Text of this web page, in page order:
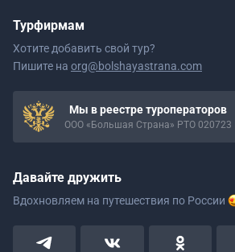
Турфирмам
Хотите добавить свой тур?
Пишите на org@bolshayastrana.com
Мы в реестре туроператоров
ООО «Большая Страна» РТО 020723
Давайте дружить
Вдохновляем на путешествия по России